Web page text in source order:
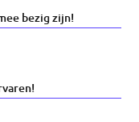
bezig zijn!